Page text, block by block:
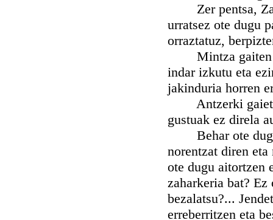
Zer pentsa,
urratsez ote dugu
orraztatuz,
Mintza gaiten
indar izkutu eta
jakinduria horren
Antzerki
gustuak ez direla
Behar ote dugu
norentzat diren
ote dugu aitortzen
zaharkeria bat?
bezalatsu?...
erreberritzen eta